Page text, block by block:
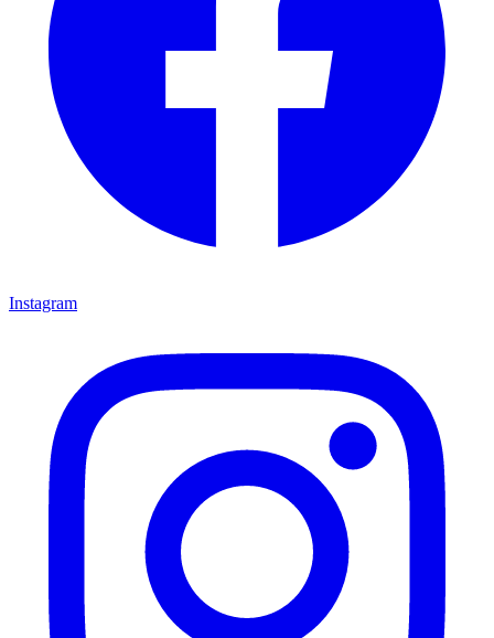
Instagram